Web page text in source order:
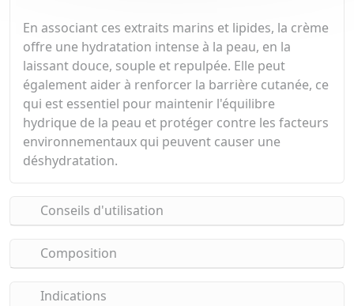
En associant ces extraits marins et lipides, la crème
offre une hydratation intense à la peau, en la
laissant douce, souple et repulpée. Elle peut
également aider à renforcer la barrière cutanée, ce
qui est essentiel pour maintenir l'équilibre
hydrique de la peau et protéger contre les facteurs
environnementaux qui peuvent causer une
déshydratation.
Conseils d'utilisation
Composition
Indications